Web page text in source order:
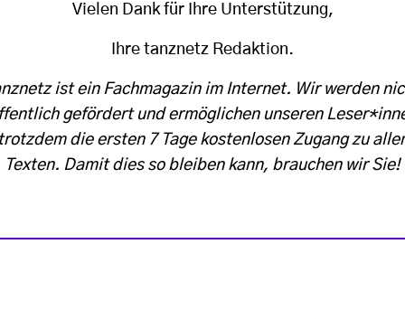
Vielen Dank für Ihre Unterstützung,
Ihre tanznetz Redaktion.
ist ein Fachmagazin im Internet. Wir werden
gefördert und ermöglichen unseren
die ersten 7 Tage kostenlosen Zugang zu
Texten. Damit dies so bleiben kann, brauchen wir Sie!